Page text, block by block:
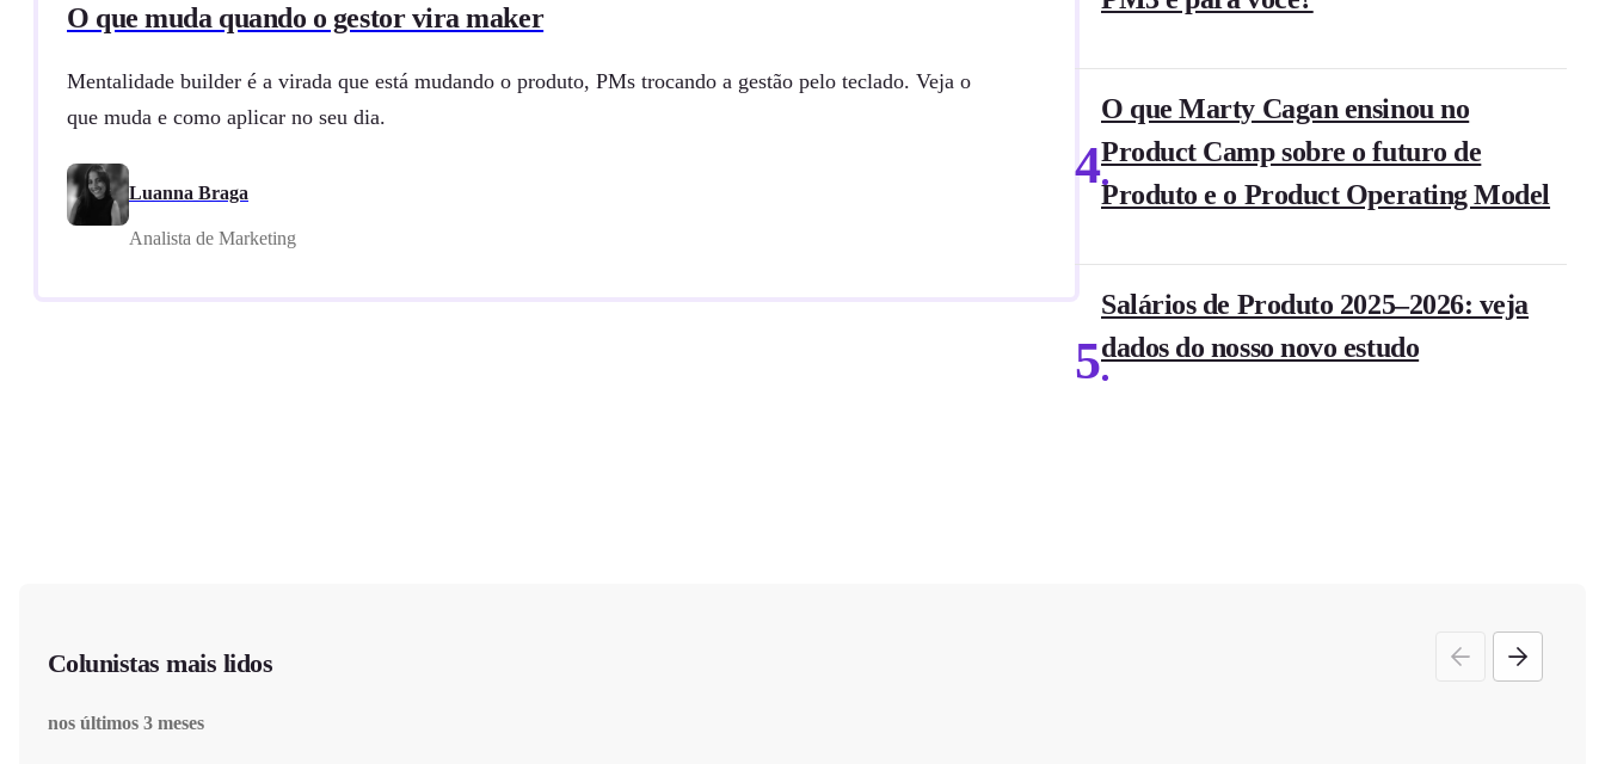
O que muda quando o gestor vira maker
Mentalidade builder é a virada que está mudando o produto, PMs trocando a gestão pelo teclado. Veja o
que muda e como aplicar no seu dia.
Luanna Braga
Analista de Marketing
4
O que Marty Cagan ensinou no
Product Camp sobre o futuro de
Produto e o Product Operating Model
5
Salários de Produto 2025–2026: veja
dados do nosso novo estudo
Colunistas mais lidos
nos últimos 3 meses